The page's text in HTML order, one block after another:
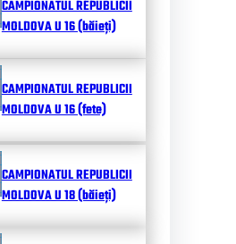
CAMPIONATUL REPUBLICII
MOLDOVA U 16 (băieți)
CAMPIONATUL REPUBLICII
MOLDOVA U 16 (fete)
CAMPIONATUL REPUBLICII
MOLDOVA U 18 (băieți)